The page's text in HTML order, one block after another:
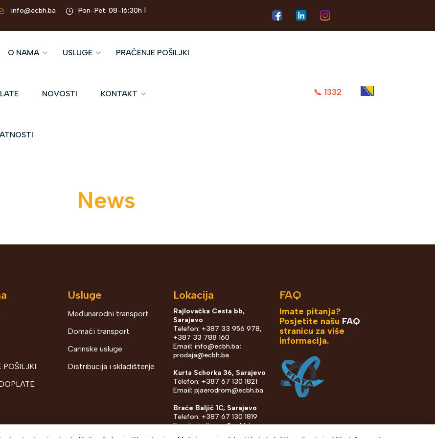
info@ecbh.ba
Pon-Pet: 08-16:30h |
O NAMA USLUGE PRAĆENJE POŠILJKI
NOVOSTI KONTAKT 📞 1332
News
POŠILJKI
Usluge
Međunarodni transport
Domaći transport
Carinske usluge
Distribucija i skladištenje
Lokacija
Rajlovačka Cesta bb,
Sarajevo
Telefon: +387 33 956 978,
+387 33 788 160
Email: info@ecbh.ba;
prodaja@ecbh.ba
Kurta Schorka 36, Sarajevo
Telefon: +387 67 130 1821
Email:pjaerodrom@ecbh.ba
Braće Baljić 1C, Sarajevo
Telefon: +387 67 130 1819
Email:pjrajlovac@ecbh.ba
FAQ
Imate pitanja?
Posjetite našu FAQ
stranicu za više
informacija.